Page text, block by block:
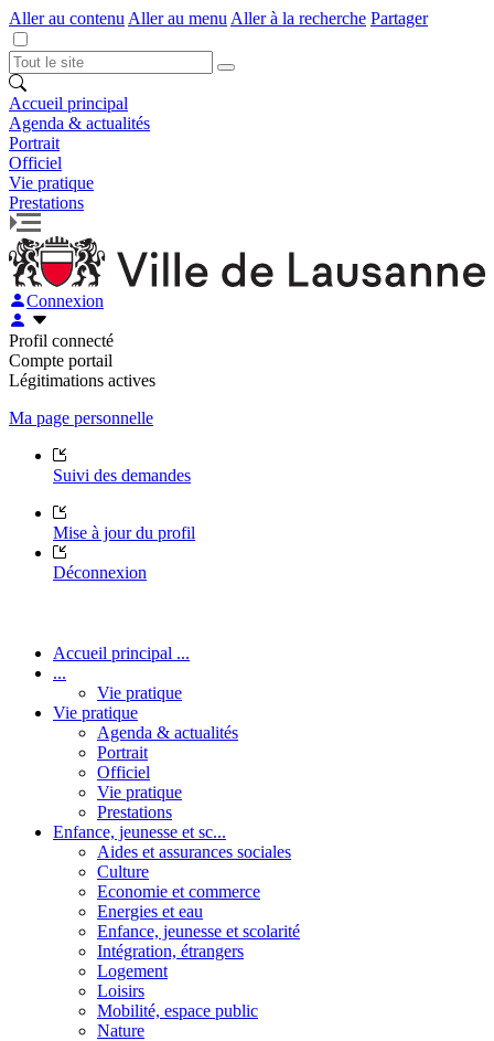
Aller au contenu Aller au menu Aller à la recherche Partager
Accueil principal
Agenda & actualités
Portrait
Officiel
Vie pratique
Prestations
Connexion
Profil connecté
Compte portail
Légitimations actives
Ma page personnelle
Suivi des demandes
Mise à jour du profil
Déconnexion
Accueil principal ...
...
Vie pratique
Vie pratique
Agenda & actualités
Portrait
Officiel
Vie pratique
Prestations
Enfance, jeunesse et sc...
Aides et assurances sociales
Culture
Economie et commerce
Energies et eau
Enfance, jeunesse et scolarité
Intégration, étrangers
Logement
Loisirs
Mobilité, espace public
Nature